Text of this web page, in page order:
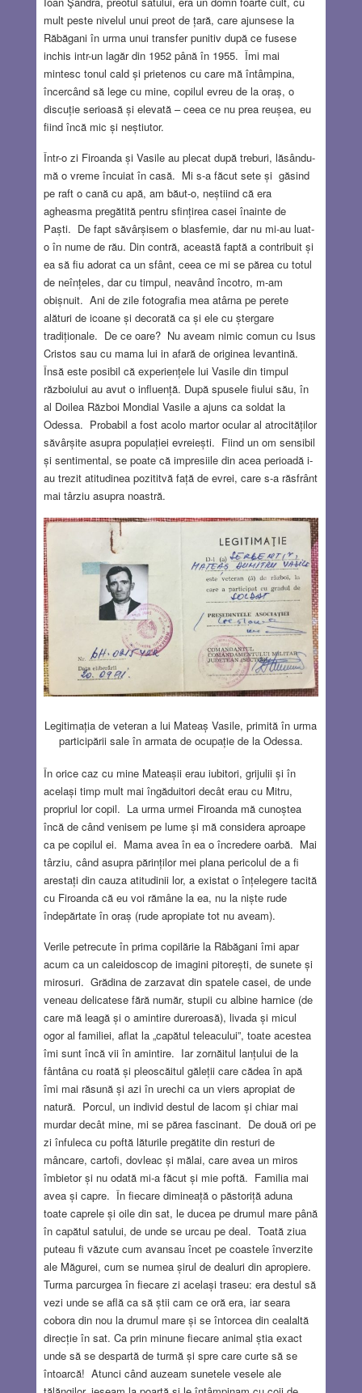
mult peste nivelul unui preot de țară, care ajunsese la
Răbăgani în urma unui transfer punitiv după ce fusese
inchis intr-un lagăr din 1952 până în 1955. Îmi mai
mintesc tonul cald și prietenos cu care mă întâmpina,
încercând să lege cu mine, copilul evreu de la oraș, o
discuție serioasă și elevată – ceea ce nu prea reușea, eu
fiind încă mic și neștiutor.
Într-o zi Firoanda și Vasile au plecat după treburi, lăsându-
mă o vreme încuiat în casă. Mi s-a făcut sete și găsind
pe raft o cană cu apă, am băut-o, neștiind că era
agheasma pregătită pentru sfințirea casei înainte de
Paști. De fapt săvârșisem o blasfemie, dar nu mi-au luat-
o în nume de rău. Din contră, această faptă a contribuit și
ea să fiu adorat ca un sfânt, ceea ce mi se părea cu totul
de neînțeles, dar cu timpul, neavând încotro, m-am
obișnuit. Ani de zile fotografia mea atârna pe perete
alături de icoane și decorată ca și ele cu ștergare
tradiționale. De ce oare? Nu aveam nimic comun cu Isus
Cristos sau cu mama lui in afară de originea levantină.
Însă este posibil că experiențele lui Vasile din timpul
războiului au avut o influență. După spusele fiului său, în
al Doilea Război Mondial Vasile a ajuns ca soldat la
Odessa. Probabil a fost acolo martor ocular al atrocităților
săvârșite asupra populației evreiești. Fiind un om sensibil
și sentimental, se poate că impresiile din acea perioadă i-
au trezit atitudinea pozititvă față de evrei, care s-a răsfrânt
mai târziu asupra noastră.
Legitimația de veteran a lui Mateaș Vasile, primită în urma
participării sale în armata de ocupație de la Odessa.
În orice caz cu mine Mateașii erau iubitori, grijulii și în
același timp mult mai îngăduitori decât erau cu Mitru,
propriul lor copil. La urma urmei Firoanda mă cunoștea
încă de când venisem pe lume și mă considera aproape
ca pe copilul ei. Mama avea în ea o încredere oarbă. Mai
târziu, când asupra părinților mei plana pericolul de a fi
arestați din cauza atitudinii lor, a existat o înțelegere tacită
cu Firoanda că eu voi rămâne la ea, nu la niște rude
îndepărtate în oraș (rude apropiate tot nu aveam).
Verile petrecute în prima copilărie la Răbăgani îmi apar
acum ca un caleidoscop de imagini pitorești, de sunete și
mirosuri. Grădina de zarzavat din spatele casei, de unde
veneau delicatese fără număr, stupii cu albine harnice (de
care mă leagă și o amintire dureroasă), livada și micul
ogor al familiei, aflat la „capătul teleacului”, toate acestea
îmi sunt încă vii în amintire. Iar zornăitul lanțului de la
fântâna cu roată și pleoscăitul găleții care cădea în apă
îmi mai răsună și azi în urechi ca un viers apropiat de
natură. Porcul, un individ destul de lacom și chiar mai
murdar decât mine, mi se părea fascinant. De două ori pe
zi înfuleca cu poftă lăturile pregătite din resturi de
mâncare, cartofi, dovleac și mălai, care avea un miros
îmbietor și nu odată mi-a făcut și mie poftă. Familia mai
avea și capre. În fiecare dimineață o păstoriță aduna
toate caprele și oile din sat, le ducea pe drumul mare până
în capătul satului, de unde se urcau pe deal. Toată ziua
puteau fi văzute cum avansau încet pe coastele înverzite
ale Măgurei, cum se numea șirul de dealuri din apropiere.
Turma parcurgea în fiecare zi același traseu: era destul să
vezi unde se află ca să știi cam ce oră era, iar seara
cobora din nou la drumul mare și se întorcea din cealaltă
direcție în sat. Ca prin minune fiecare animal știa exact
unde să se despartă de turmă și spre care curte să se
întoarcă! Atunci când auzeam sunetele vesele ale